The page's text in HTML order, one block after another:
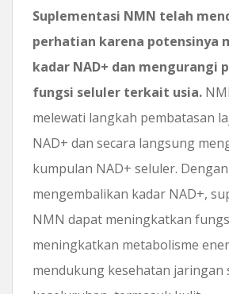
Suplementasi NMN telah
perhatian karena potensinya
kadar NAD+ dan mengurangi
fungsi seluler terkait usia.
melewati langkah pembatasan
NAD+ dan secara langsung
kumpulan NAD+ seluler. Dengan
mengembalikan kadar NAD+,
NMN dapat meningkatkan
meningkatkan metabolisme
mendukung kesehatan jaringan